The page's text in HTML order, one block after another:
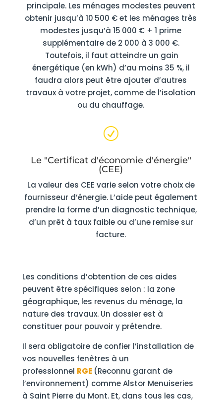
principale. Les ménages modestes peuvent
obtenir jusqu’à 10 500 € et les ménages très
modestes jusqu’à 15 000 € + 1 prime
supplémentaire de 2 000 à 3 000 €.
Toutefois, il faut atteindre un gain
énergétique (en kWh) d’au moins 35 %, il
faudra alors peut être ajouter d’autres
travaux à votre projet, comme de l’isolation
ou du chauffage.
R
Le "Certificat d'économie d'énergie"
(CEE)
La valeur des CEE varie selon votre choix de
fournisseur d’énergie. L’aide peut également
prendre la forme d’un diagnostic technique,
d’un prêt à taux faible ou d’une remise sur
facture.
Les conditions d’obtention de ces aides
peuvent être spécifiques selon : la zone
géographique, les revenus du ménage, la
nature des travaux. Un dossier est à
constituer pour pouvoir y prétendre.
Il sera obligatoire de confier l’installation de
vos nouvelles fenêtres à un
professionnel RGE (Reconnu garant de
l’environnement) comme Alstor Menuiseries
à Saint Pierre du Mont. Et, dans tous les cas,